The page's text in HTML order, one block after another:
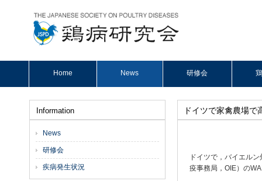
Home News 研修会
ドイツで家禽農場
ドイツで，バイエル
疫事務局，OIE）の
Information
News
研修会
疾病発生状況